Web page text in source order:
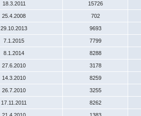
18.3.2011 15726
25.4.2008 702
29.10.2013 9693
7.1.2015 7799
8.1.2014 8288
27.6.2010 3178
14.3.2010 8259
26.7.2010 3255
17.11.2011 8262